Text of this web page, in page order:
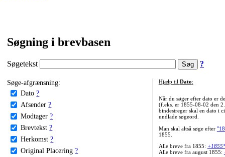
Søgning i brevbasen
Søgetekst ?
Søge-afgrænsning:
Dato ?
Afsender ?
Modtager ?
Brevtekst ?
Herkomst ?
Original Placering ?
Hjælp til Dato:
Når du søger efter dato er
(f.eks. er 1855-08-02 den
bindestreger skal en dato i
undlade søgeord.
Man skal altså søge efter
1855.
Alle breve fra 1855:
Alle breve fra august 1855: